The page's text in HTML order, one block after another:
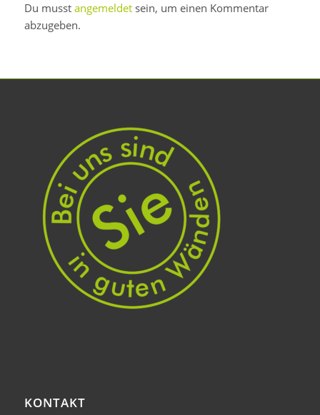
Du musst angemeldetsein, um einen Kommentar
abzugeben.
KONTAKT